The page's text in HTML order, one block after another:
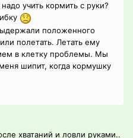
учить кормить с руки?
положенного
полетать. Летать ему
в клетку проблемы. Мы
шипит, когда кормушку
хватаний и ловли руками..